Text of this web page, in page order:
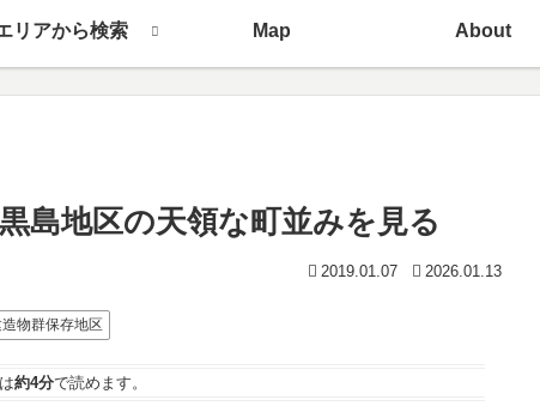
リアから検索 Map About
島地区の天領な町並みを見る
2019.01.07 2026.01.13
物群保存地区
約4分で読めます。